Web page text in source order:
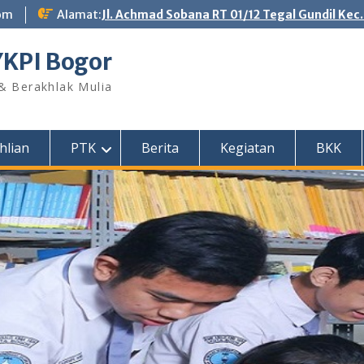
Alamat:Jl. Achmad Sobana RT 01/12 Tegal Gundil
Bogor
Berakhlak Mulia
PTK Berita Kegiatan BKK